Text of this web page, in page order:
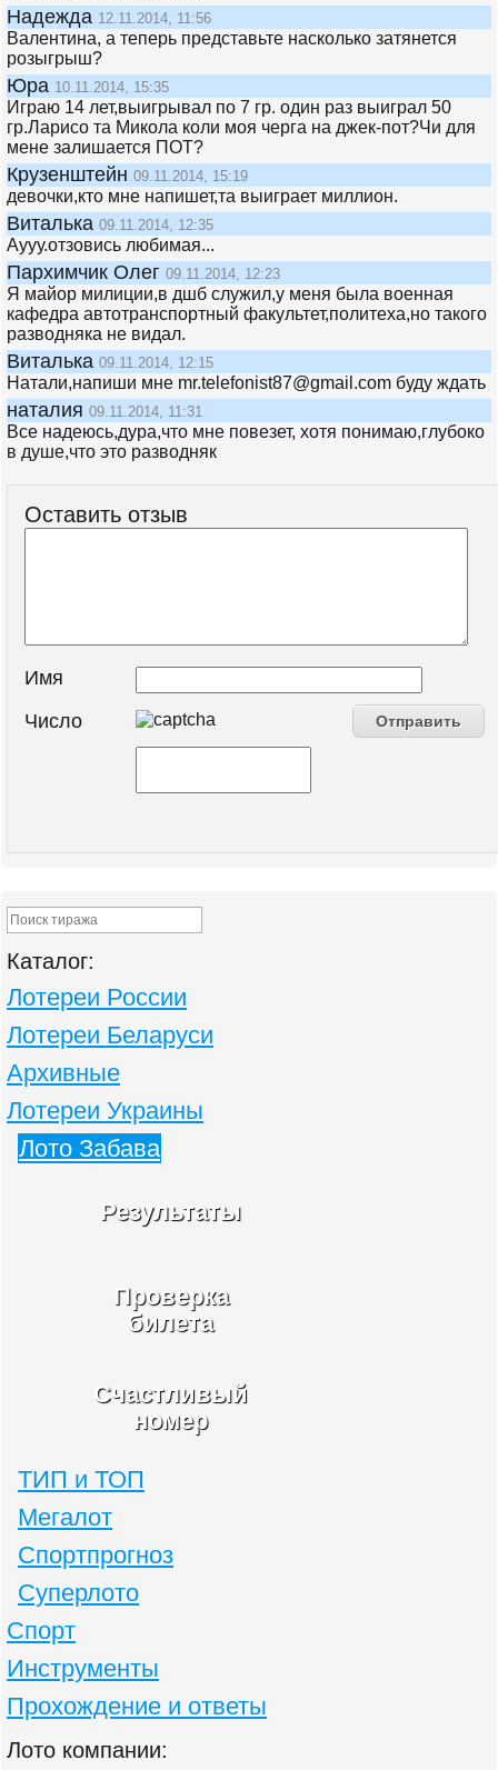
Надежда 12.11.2014, 11:56
Валентина, а теперь представьте насколько затянется
розыгрыш?
Юра 10.11.2014, 15:35
Играю 14 лет,выигрывал по 7 гр. один раз выиграл 50
гр.Ларисо та Микола коли моя черга на джек-пот?Чи для
мене залишается ПОТ?
Крузенштейн 09.11.2014, 15:19
девочки,кто мне напишет,та выиграет миллион.
Виталька 09.11.2014, 12:35
Аууу.отзовись любимая...
Пархимчик Олег 09.11.2014, 12:23
Я майор милиции,в дшб служил,у меня была военная
кафедра автотранспортный факультет,политеха,но такого
разводняка не видал.
Виталька 09.11.2014, 12:15
Натали,напиши мне mr.telefonist87@gmail.com буду ждать
наталия 09.11.2014, 11:31
Все надеюсь,дура,что мне повезет, хотя понимаю,глубоко
в душе,что это разводняк
Оставить отзыв
Имя
Число
Каталог:
Лотереи России
Лотереи Беларуси
Архивные
Лотереи Украины
Лото Забава
Результаты
Проверка
билета
Счастливый
номер
ТИП и ТОП
Мегалот
Спортпрогноз
Суперлото
Спорт
Инструменты
Прохождение и ответы
Лото компании: